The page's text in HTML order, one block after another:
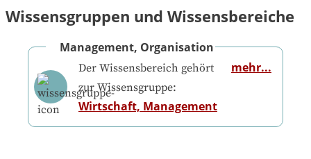
Wissensgruppen und Wissensbereiche
Management, Organisation
Der Wissensbereich gehört
zur Wissensgruppe:
Wirtschaft, Management
mehr...